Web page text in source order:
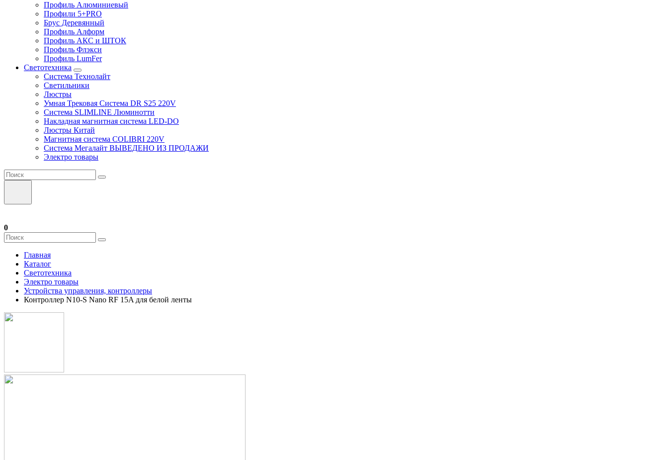
Профиль Алюминиевый
Профили 5+PRO
Брус Деревянный
Профиль Алформ
Профиль АКС и ШТОК
Профиль Флэкси
Профиль LumFer
Светотехника
Система Технолайт
Светильники
Люстры
Умная Трековая Система DR S25 220V
Система SLIMLINE Люминотти
Накладная магнитная система LED-DO
Люстры Китай
Магнитная система COLIBRI 220V
Система Мегалайт ВЫВЕДЕНО ИЗ ПРОДАЖИ
Электро товары
0
Главная
Каталог
Светотехника
Электро товары
Устройства управления, контроллеры
Контроллер N10-S Nano RF 15A для белой ленты